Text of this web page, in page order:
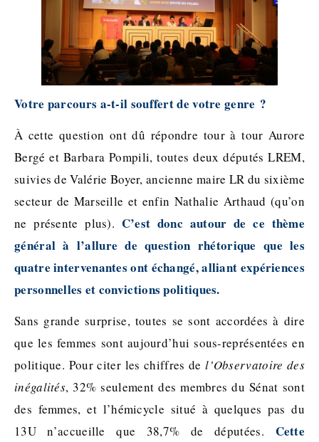
Votre parcours a-t-il souffert de votre genre ?
À cette question ont dû répondre tour à tour Aurore
Bergé et Barbara Pompili, toutes deux députés LREM,
suivies de Valérie Boyer, ancienne maire LR du sixième
secteur de Marseille et enfin Nathalie Arthaud (qu’on
ne présente plus). C’est donc autour de ce thème
général à l’allure de question rhétorique que les
quatre intervenantes ont échangé, alliant expériences
personnelles et convictions politiques.
Sans grande surprise, toutes se sont accordées à dire
que les femmes sont aujourd’hui sous-représentées en
politique. Pour citer les chiffres del’Observatoire des
inégalités, 32% seulement des membres du Sénat sont
des femmes, et l’hémicycle situé à quelques pas du
13U n’accueille que 38,7% de députées. Cette